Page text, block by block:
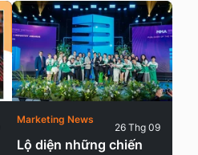
Lộ diện những chiến
Marketing News
26 Thg 09